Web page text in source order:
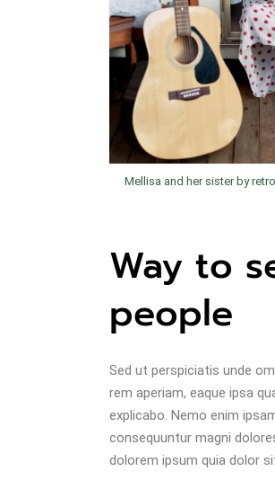
Mellisa and her sister by
Way to
people
Sed ut perspiciatis unde
rem aperiam, eaque ipsa
explicabo. Nemo enim
consequuntur magni
dolorem ipsum quia dolor